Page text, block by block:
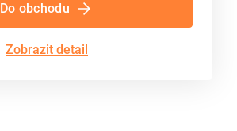
Do obchodu
Zobrazit detail